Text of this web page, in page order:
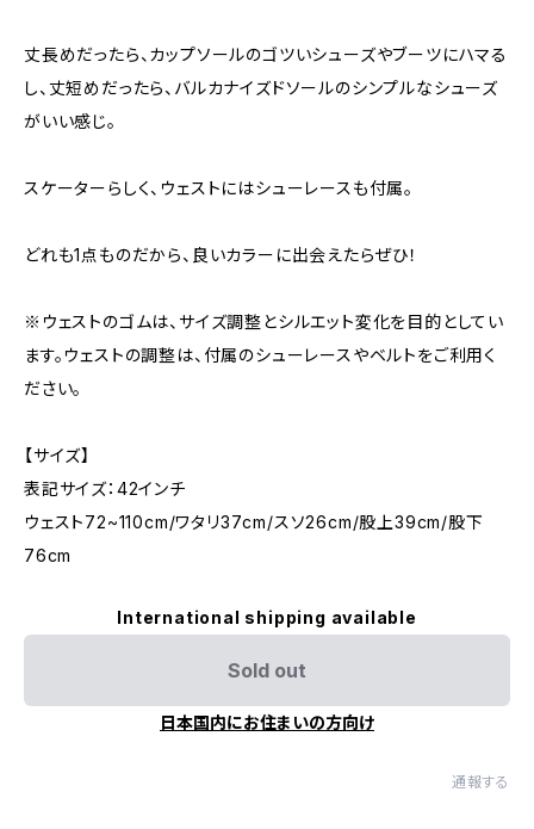
丈長めだったら、カップソールのゴツいシューズやブーツにハマる
し、丈短めだったら、バルカナイズドソールのシンプルなシューズ
がいい感じ。
スケーターらしく、ウェストにはシューレースも付属。
どれも1点ものだから、良いカラーに出会えたらぜひ！
※ウェストのゴムは、サイズ調整とシルエット変化を目的としてい
ます。ウェストの調整は、付属のシューレースやベルトをご利用く
ださい。
【サイズ】
表記サイズ：42インチ
ウェスト72~110cm/ワタリ37cm/スソ26cm/股上39cm/股下
76cm
International shipping available
Sold out
日本国内にお住まいの方向け
通報する